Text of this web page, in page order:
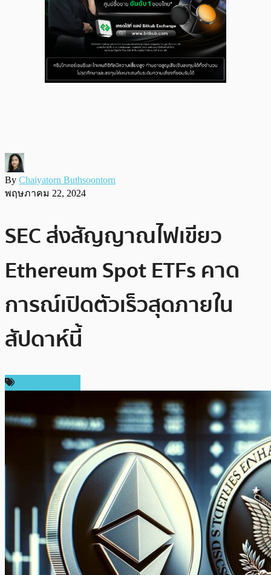
By Chaiyatorn Buthsoontorn
พฤษภาคม 22, 2024
SEC ส่งสัญญาณไฟเขียว
Ethereum Spot ETFs คาด
การณ์เปิดตัวเร็วสุดภายใน
สัปดาห์นี้